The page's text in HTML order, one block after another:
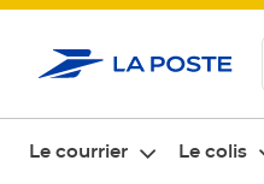
Le courrier Le colis